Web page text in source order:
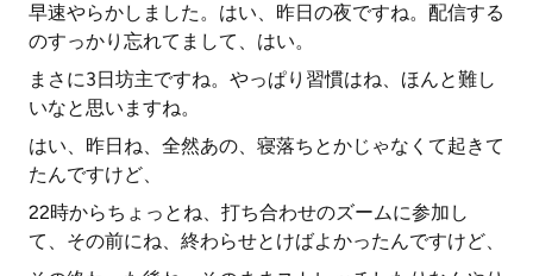
早速やらかしました。はい、昨日の夜ですね。配信する
のすっかり忘れてまして、はい。
まさに3日坊主ですね。やっぱり習慣はね、ほんと難し
いなと思いますね。
はい、昨日ね、全然あの、寝落ちとかじゃなくて起きて
たんですけど、
22時からちょっとね、打ち合わせのズームに参加し
て、その前にね、終わらせとけばよかったんですけど、